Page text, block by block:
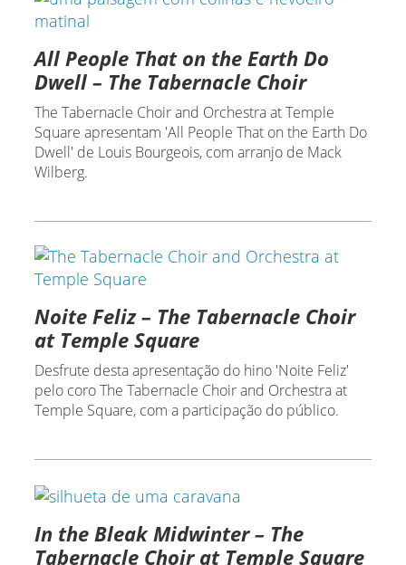
All People That on the Earth Do
Dwell – The Tabernacle Choir
The Tabernacle Choir and Orchestra at Temple
Square apresentam 'All People That on the Earth Do
Dwell' de Louis Bourgeois, com arranjo de Mack
Wilberg.
Noite Feliz – The Tabernacle Choir
at Temple Square
Desfrute desta apresentação do hino 'Noite Feliz'
pelo coro The Tabernacle Choir and Orchestra at
Temple Square, com a participação do público.
In the Bleak Midwinter – The
Tabernacle Choir at Temple Square